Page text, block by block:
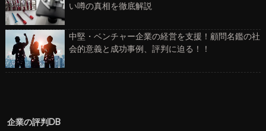
い噂の真相を徹底解説
中堅・ベンチャー企業の経営を支援！顧問名鑑の社
会的意義と成功事例、評判に迫る！！
企業の評判DB